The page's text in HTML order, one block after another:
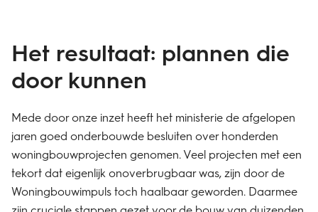
Het resultaat: plannen die
door kunnen
Mede door onze inzet heeft het ministerie de afgelopen
jaren goed onderbouwde besluiten over honderden
woningbouwprojecten genomen. Veel projecten met een
tekort dat eigenlijk onoverbrugbaar was, zijn door de
Woningbouwimpuls toch haalbaar geworden. Daarmee